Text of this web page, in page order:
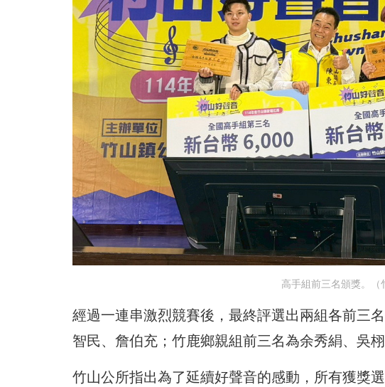
高手組前三名頒獎。（
經過一連串激烈競賽後，最終評選出兩組各前三
智民、詹伯充；竹鹿鄉親組前三名為余秀絹、吳
竹山公所指出為了延續好聲音的感動，所有獲獎